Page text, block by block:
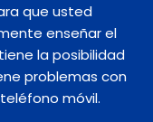
que usted
enseñar el
la posibilidad
problemas con
móvil.